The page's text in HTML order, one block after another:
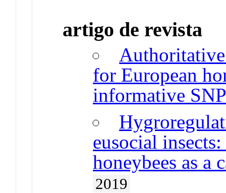
artigo de revista
for European
informative
eusocial
honeybees as a
2019